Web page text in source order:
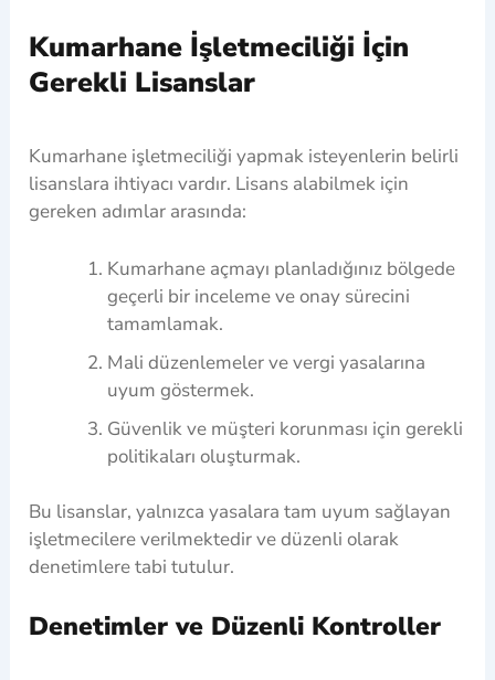
Kumarhane İşletmeciliği İçin
Gerekli Lisanslar
Kumarhane işletmeciliği yapmak isteyenlerin belirli
lisanslara ihtiyacı vardır. Lisans alabilmek için
gereken adımlar arasında:
Kumarhane açmayı planladığınız bölgede
geçerli bir inceleme ve onay sürecini
tamamlamak.
Mali düzenlemeler ve vergi yasalarına
uyum göstermek.
Güvenlik ve müşteri korunması için gerekli
politikaları oluşturmak.
Bu lisanslar, yalnızca yasalara tam uyum sağlayan
işletmecilere verilmektedir ve düzenli olarak
denetimlere tabi tutulur.
Denetimler ve Düzenli Kontroller